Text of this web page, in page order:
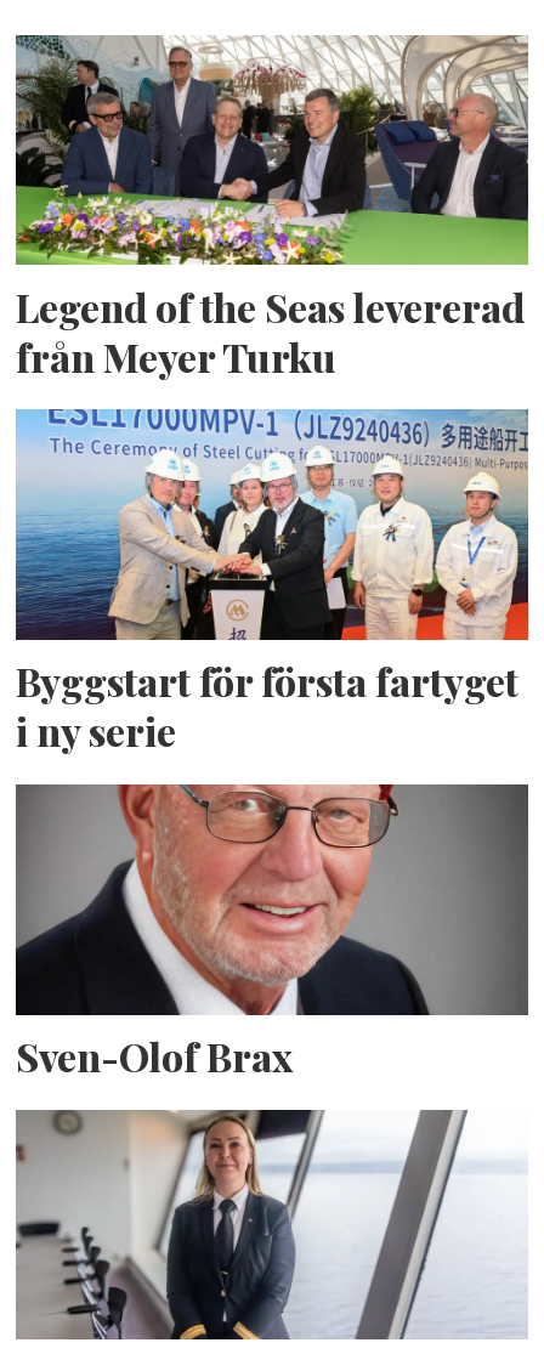
Legend of the Seas levererad
från Meyer Turku
Byggstart för första fartyget
i ny serie
Sven-Olof Brax